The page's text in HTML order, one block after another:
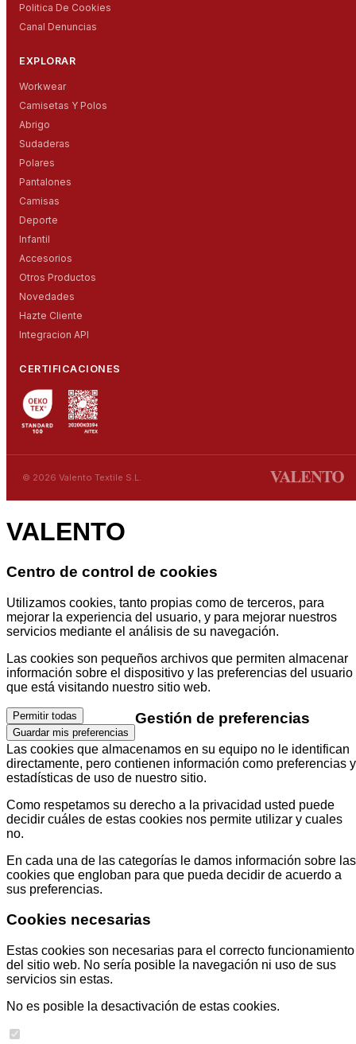
Politica De Cookies
Canal Denuncias
EXPLORAR
Workwear
Camisetas Y Polos
Abrigo
Sudaderas
Polares
Pantalones
Camisas
Deporte
Infantil
Accesorios
Otros Productos
Novedades
Hazte Cliente
Integracion API
CERTIFICACIONES
© 2026 Valento Textile S.L.
VALENTO
Centro de control de cookies
Utilizamos cookies, tanto propias como de terceros, para
mejorar la experiencia del usuario, y para mejorar nuestros
servicios mediante el análisis de su navegación.
Las cookies son pequeños archivos que permiten almacenar
información sobre el dispositivo y las preferencias del usuario
que está visitando nuestro sitio web.
Permitir todas
Guardar mis preferencias
Gestión de preferencias
Las cookies que almacenamos en su equipo no le identifican
directamente, pero contienen información como preferencias y
estadísticas de uso de nuestro sitio.
Como respetamos su derecho a la privacidad usted puede
decidir cuáles de estas cookies nos permite utilizar y cuales
no.
En cada una de las categorías le damos información sobre las
cookies que engloban para que pueda decidir de acuerdo a
sus preferencias.
Cookies necesarias
Estas cookies son necesarias para el correcto funcionamiento
del sitio web. No sería posible la navegación ni uso de sus
servicios sin estas.
No es posible la desactivación de estas cookies.